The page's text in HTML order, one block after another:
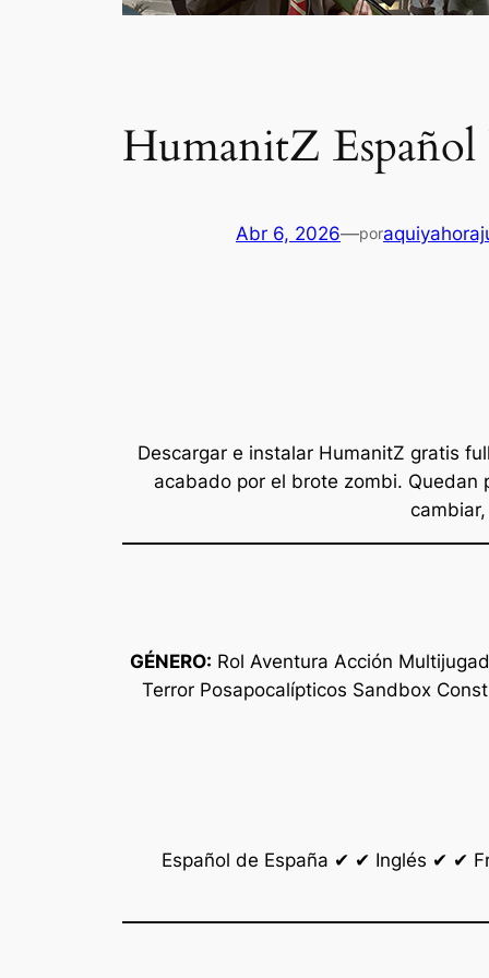
HumanitZ Español
Abr 6, 2026—por
Descargar e instalar HumanitZ gratis
acabado por el brote zombi. Quedan
GÉNERO: Rol Aventura Acción
Terror Posapocalípticos Sandbox
Español de España ✔ ✔ Inglés ✔ ✔